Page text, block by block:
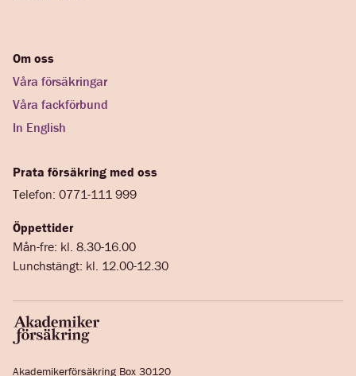
Om oss
Våra försäkringar
Våra fackförbund
In English
Prata försäkring med oss
Telefon: 0771-111 999
Öppettider
Mån-fre: kl. 8.30-16.00
Lunchstängt: kl. 12.00-12.30
Akademikerförsäkring Box 30120